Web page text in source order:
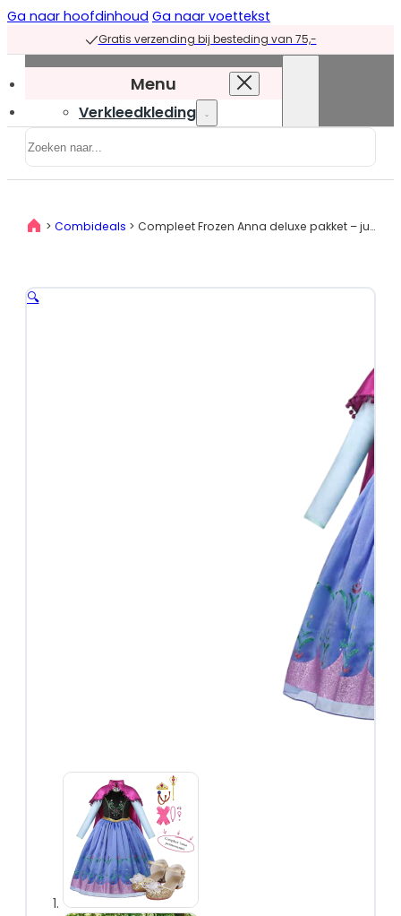
Ga naar hoofdinhoud Ga naar voettekst
Gratis verzending bij besteding van 75,-
Menu
Verkleedkleding
Verkleedkleding
Prinsessenjurken
kroontjes
Prinsessen
vlechten
Prinsessen
handschoenen
Prinsessen
toverstaf
Zoeken
> Combideals > Compleet Frozen Anna deluxe pakket – jurk + prinsessenschoenen + accessoires
🔍